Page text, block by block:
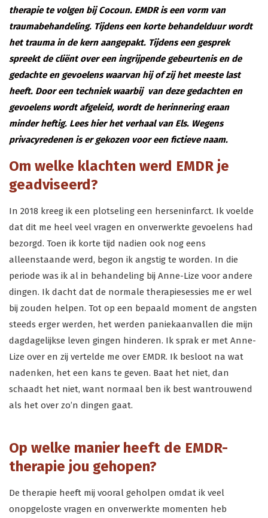
therapie te volgen bij Cocoun. EMDR is een vorm van
traumabehandeling. Tijdens een korte behandelduur wordt
het trauma in de kern aangepakt. Tijdens een gesprek
spreekt de cliënt over een ingrijpende gebeurtenis en de
gedachte en gevoelens waarvan hij of zij het meeste last
heeft. Door een techniek waarbij van deze gedachten en
gevoelens wordt afgeleid, wordt de herinnering eraan
minder heftig. Lees hier het verhaal van Els. Wegens
privacyredenen is er gekozen voor een fictieve naam.
Om welke klachten werd EMDR je
geadviseerd?
In 2018 kreeg ik een plotseling een herseninfarct. Ik voelde
dat dit me heel veel vragen en onverwerkte gevoelens had
bezorgd. Toen ik korte tijd nadien ook nog eens
alleenstaande werd, begon ik angstig te worden. In die
periode was ik al in behandeling bij Anne-Lize voor andere
dingen. Ik dacht dat de normale therapiesessies me er wel
bij zouden helpen. Tot op een bepaald moment de angsten
steeds erger werden, het werden paniekaanvallen die mijn
dagdagelijkse leven gingen hinderen. Ik sprak er met Anne-
Lize over en zij vertelde me over EMDR. Ik besloot na wat
nadenken, het een kans te geven. Baat het niet, dan
schaadt het niet, want normaal ben ik best wantrouwend
als het over zo’n dingen gaat.
Op welke manier heeft de EMDR-
therapie jou gehopen?
De therapie heeft mij vooral geholpen omdat ik veel
onopgeloste vragen en onverwerkte momenten heb